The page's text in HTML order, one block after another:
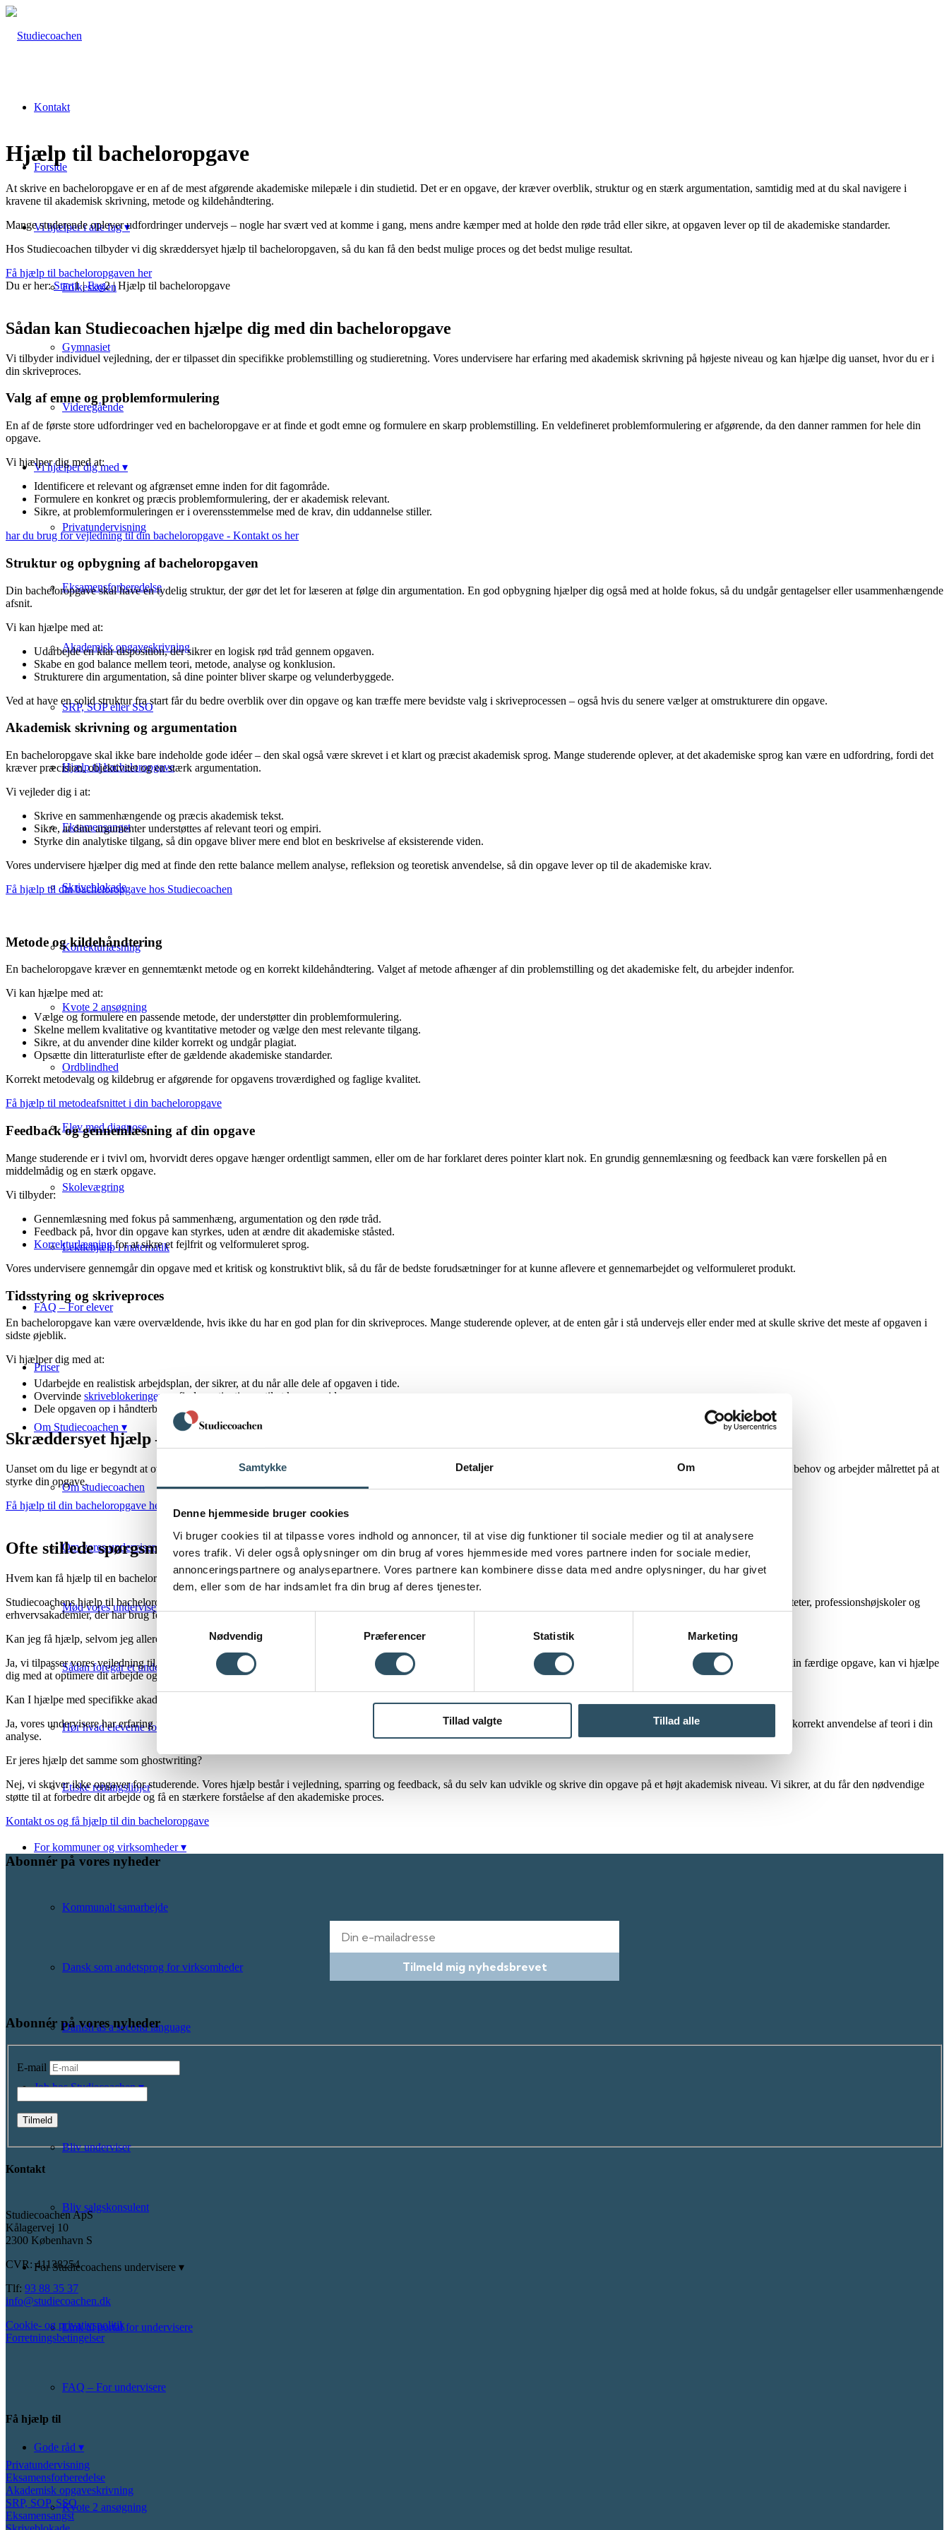
Samtykke Detaljer Om
Denne hjemmeside bruger cookies
Vi bruger cookies til at tilpasse vores indhold og annoncer, til at vise dig funktioner til sociale medier og til at analysere
vores trafik. Vi deler også oplysninger om din brug af vores hjemmeside med vores partnere inden for sociale medier,
annonceringspartnere og analysepartnere. Vores partnere kan kombinere disse data med andre oplysninger, du har givet
dem, eller som de har indsamlet fra din brug af deres tjenester.
Samtykkevalg
Nødvendig
Præferencer Statistik Marketing
Tillad valgte Tillad alle
Kontakt
Forside
Vi hjælper i alle fag ▾
Folkeskolen
Gymnasiet
Videregående
Vi hjælper dig med ▾
Privatundervisning
Eksamensforberedelse
Akademisk opgaveskrivning
SRP, SOP eller SSO
Hjælp til bacheloropgave
Eksamensangst
Skriveblokade
Korrekturlæsning
Kvote 2 ansøgning
Ordblindhed
Elev med diagnose
Skolevægring
Lektiehjælp i matematik
FAQ – For elever
Priser
Om Studiecoachen ▾
Om studiecoachen
Om vores undervisere
Mød vores undervisere
Sådan foregår et undervisningsforløb
Hør hvad eleverne fortæller om os
Etiske retningslinjer
For kommuner og virksomheder ▾
Kommunalt samarbejde
Dansk som andetsprog for virksomheder
Danish as a second language
Job hos Studiecoachen ▾
Bliv underviser
Bliv salgskonsulent
For Studiecoachens undervisere ▾
Link til portal for undervisere
FAQ – For undervisere
Gode råd ▾
Kvote 2 ansøgning
Hjælp til bacheloropgave
At skrive en bacheloropgave er en af de mest afgørende akademiske milepæle i din studietid. Det er en opgave, der kræver overblik, struktur og en stærk argumentation, samtidig med at du skal navigere i
kravene til akademisk skrivning, metode og kildehåndtering.
Mange studerende oplever udfordringer undervejs – nogle har svært ved at komme i gang, mens andre kæmper med at holde den røde tråd eller sikre, at opgaven lever op til de akademiske standarder.
Hos Studiecoachen tilbyder vi dig skræddersyet hjælp til bacheloropgaven, så du kan få den bedst mulige proces og det bedst mulige resultat.
Få hjælp til bacheloropgaven her
Du er her: Start1 | Fag2 | Hjælp til bacheloropgave
Sådan kan Studiecoachen hjælpe dig med din bacheloropgave
Vi tilbyder individuel vejledning, der er tilpasset din specifikke problemstilling og studieretning. Vores undervisere har erfaring med akademisk skrivning på højeste niveau og kan hjælpe dig uanset, hvor du er i
din skriveproces.
Valg af emne og problemformulering
En af de første store udfordringer ved en bacheloropgave er at finde et godt emne og formulere en skarp problemstilling. En veldefineret problemformulering er afgørende, da den danner rammen for hele din
opgave.
Vi hjælper dig med at:
Identificere et relevant og afgrænset emne inden for dit fagområde.
Formulere en konkret og præcis problemformulering, der er akademisk relevant.
Sikre, at problemformuleringen er i overensstemmelse med de krav, din uddannelse stiller.
har du brug for vejledning til din bacheloropgave - Kontakt os her
Struktur og opbygning af bacheloropgaven
Din bacheloropgave skal have en tydelig struktur, der gør det let for læseren at følge din argumentation. En god opbygning hjælper dig også med at holde fokus, så du undgår gentagelser eller usammenhængende
afsnit.
Vi kan hjælpe med at:
Udarbejde en klar disposition, der sikrer en logisk rød tråd gennem opgaven.
Skabe en god balance mellem teori, metode, analyse og konklusion.
Strukturere din argumentation, så dine pointer bliver skarpe og velunderbyggede.
Ved at have en solid struktur fra start får du bedre overblik over din opgave og kan træffe mere bevidste valg i skriveprocessen – også hvis du senere vælger at omstrukturere din opgave.
Akademisk skrivning og argumentation
En bacheloropgave skal ikke bare indeholde gode idéer – den skal også være skrevet i et klart og præcist akademisk sprog. Mange studerende oplever, at det akademiske sprog kan være en udfordring, fordi det
kræver præcision, objektivitet og en stærk argumentation.
Vi vejleder dig i at:
Skrive en sammenhængende og præcis akademisk tekst.
Sikre, at dine argumenter understøttes af relevant teori og empiri.
Styrke din analytiske tilgang, så din opgave bliver mere end blot en beskrivelse af eksisterende viden.
Vores undervisere hjælper dig med at finde den rette balance mellem analyse, refleksion og teoretisk anvendelse, så din opgave lever op til de akademiske krav.
Få hjælp til din bacheloropgave hos Studiecoachen
Metode og kildehåndtering
En bacheloropgave kræver en gennemtænkt metode og en korrekt kildehåndtering. Valget af metode afhænger af din problemstilling og det akademiske felt, du arbejder indenfor.
Vi kan hjælpe med at:
Vælge og formulere en passende metode, der understøtter din problemformulering.
Skelne mellem kvalitative og kvantitative metoder og vælge den mest relevante tilgang.
Sikre, at du anvender dine kilder korrekt og undgår plagiat.
Opsætte din litteraturliste efter de gældende akademiske standarder.
Korrekt metodevalg og kildebrug er afgørende for opgavens troværdighed og faglige kvalitet.
Få hjælp til metodeafsnittet i din bacheloropgave
Feedback og gennemlæsning af din opgave
Mange studerende er i tvivl om, hvorvidt deres opgave hænger ordentligt sammen, eller om de har forklaret deres pointer klart nok. En grundig gennemlæsning og feedback kan være forskellen på en
middelmådig og en stærk opgave.
Vi tilbyder:
Gennemlæsning med fokus på sammenhæng, argumentation og den røde tråd.
Feedback på, hvor din opgave kan styrkes, uden at ændre dit akademiske ståsted.
Korrekturlæsningfor at sikre et fejlfrit og velformuleret sprog.
Vores undervisere gennemgår din opgave med et kritisk og konstruktivt blik, så du får de bedste forudsætninger for at kunne aflevere et gennemarbejdet og velformuleret produkt.
Tidsstyring og skriveproces
En bacheloropgave kan være overvældende, hvis ikke du har en god plan for din skriveproces. Mange studerende oplever, at de enten går i stå undervejs eller ender med at skulle skrive det meste af opgaven i
sidste øjeblik.
Vi hjælper dig med at:
Udarbejde en realistisk arbejdsplan, der sikrer, at du når alle dele af opgaven i tide.
Overvinde skriveblokeringer
og finde motivationen til at komme videre.
Dele opgaven op i håndterbare dele, så processen bliver mere overskuelig.
Skræddersyet hjælp – uanset hvor du er i processen
Uanset om du lige er begyndt at overveje dit emne, eller om du er i de sidste faser af din opgave, så kan vi hjælpe dig. Vores vejledere tilpasser undervisningen til dine specifikke behov og arbejder målrettet på at
styrke din opgave.
Få hjælp til din bacheloropgave her
Ofte stillede spørgsmål om hjælp til bacheloropgaven
Hvem kan få hjælp til en bacheloropgave?
Studiecoachens hjælp til bacheloropgaver er relevant for alle studerende, uanset hvilket fagområde eller uddannelsesinstitution de tilhører. Vi hjælper både studerende på universiteter, professionshøjskoler og
erhvervsakademier, der har brug for vejledning til akademisk skrivning, struktur, metode eller sparring på deres problemstilling.
Kan jeg få hjælp, selvom jeg allerede er langt i skriveprocessen?
Ja, vi tilpasser vores vejledning til, hvor du befinder dig i processen. Uanset om du har brug for en tidlig sparring på din problemformulering eller en grundig gennemlæsning af din færdige opgave, kan vi hjælpe
dig med at optimere dit arbejde og sikre, at din opgave fremstår skarp og velstruktureret.
Kan I hjælpe med specifikke akademiske metoder?
Ja, vores undervisere har erfaring med en bred vifte af akademiske metoder, både kvalitative og kvantitative. Vi hjælper dig med metodevalg, formulering af forskningsdesign og korrekt anvendelse af teori i din
analyse.
Er jeres hjælp det samme som ghostwriting?
Nej, vi skriver ikke opgaver for studerende. Vores hjælp består i vejledning, sparring og feedback, så du selv kan udvikle og skrive din opgave på et højt akademisk niveau. Vi sikrer, at du får den nødvendige
støtte til at forbedre dit arbejde og få en stærkere forståelse af den akademiske proces.
Kontakt os og få hjælp til din bacheloropgave
Abonnér på vores nyheder
Tilmeld mig nyhedsbrevet
Abonnér på vores nyheder
E-mail
Kontakt
Studiecoachen ApS
Kålagervej 10
2300 København S
CVR: 41138254
Tlf: 93 88 35 37
info@studiecoachen.dk
Cookie- og privativspolitik
Forretningsbetingelser
Få hjælp til
Privatundervisning
Eksamensforberedelse
Akademisk opgaveskrivning
SRP, SOP, SSO
Eksamensangst